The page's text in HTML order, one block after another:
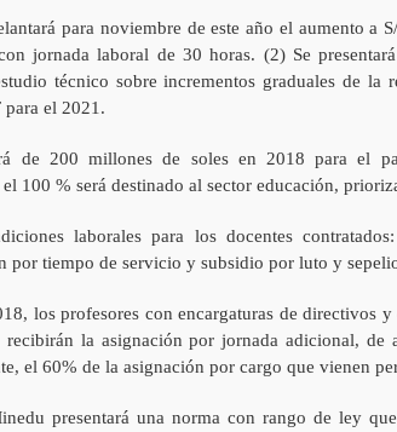
para noviembre de este año el aumento a
jornada laboral de 30 horas. (2) Se
técnico sobre incrementos graduales de la
el 2021.
de 200 millones de soles en 2018 para el
100 % será destinado al sector educación,
laborales para los docentes
por tiempo de servicio y subsidio por luto y
los profesores con encargaturas de directivos
recibirán la asignación por jornada adicional, de
el 60% de la asignación por cargo que vienen
presentará una norma con rango de ley